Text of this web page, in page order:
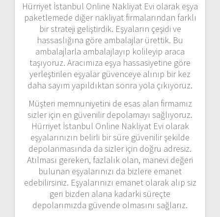
Hürriyet İstanbul Online Nakliyat Evi olarak eşya
paketlemede diğer nakliyat firmalarından farklı
bir strateji geliştirdik. Eşyaların çeşidi ve
hassaslığına göre ambalajlar ürettik. Bu
ambalajlarla ambalajlayıp kolileyip araca
taşıyoruz. Aracımıza eşya hassasiyetine göre
yerleştirilen eşyalar güvenceye alınıp bir kez
daha sayım yapıldıktan sonra yola çıkıyoruz.
Müşteri memnuniyetini de esas alan firmamız
sizler için en güvenilir depolamayı sağlıyoruz.
Hürriyet İstanbul Online Nakliyat Evi olarak
eşyalarınızın belirli bir süre güvenilir şekilde
depolanmasında da sizler için doğru adresiz.
Atılması gereken, fazlalık olan, manevi değeri
bulunan eşyalarınızı da bizlere emanet
edebilirsiniz. Eşyalarınızı emanet olarak alıp siz
geri bizden alana kadarki süreçte
depolarımızda güvende olmasını sağlarız.